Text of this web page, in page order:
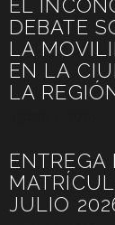
EL
DEBATE
LA
EN LA
LA
ENTREGA
JULIO